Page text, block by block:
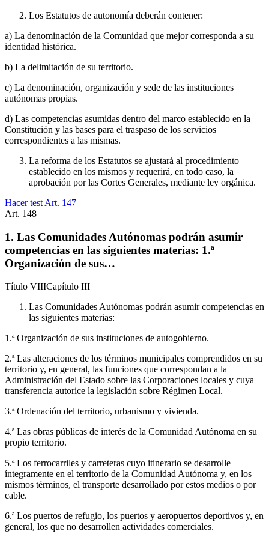
Los Estatutos de autonomía deberán contener:
a) La denominación de la Comunidad que mejor corresponda a su
identidad histórica.
b) La delimitación de su territorio.
c) La denominación, organización y sede de las instituciones
autónomas propias.
d) Las competencias asumidas dentro del marco establecido en la
Constitución y las bases para el traspaso de los servicios
correspondientes a las mismas.
La reforma de los Estatutos se ajustará al procedimiento
establecido en los mismos y requerirá, en todo caso, la
aprobación por las Cortes Generales, mediante ley orgánica.
Hacer test Art. 147
Art. 148
1. Las Comunidades Autónomas podrán asumir
competencias en las siguientes materias: 1.ª
Organización de sus…
Título VIIICapítulo III
Las Comunidades Autónomas podrán asumir competencias en
las siguientes materias:
1.ª Organización de sus instituciones de autogobierno.
2.ª Las alteraciones de los términos municipales comprendidos en su
territorio y, en general, las funciones que correspondan a la
Administración del Estado sobre las Corporaciones locales y cuya
transferencia autorice la legislación sobre Régimen Local.
3.ª Ordenación del territorio, urbanismo y vivienda.
4.ª Las obras públicas de interés de la Comunidad Autónoma en su
propio territorio.
5.ª Los ferrocarriles y carreteras cuyo itinerario se desarrolle
íntegramente en el territorio de la Comunidad Autónoma y, en los
mismos términos, el transporte desarrollado por estos medios o por
cable.
6.ª Los puertos de refugio, los puertos y aeropuertos deportivos y, en
general, los que no desarrollen actividades comerciales.